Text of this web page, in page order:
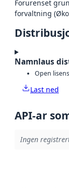
Forurenset
forvaltning
Namnlaus
Open lisens
Last ned
API-ar
Ingen